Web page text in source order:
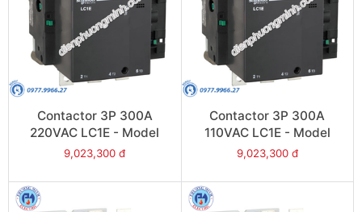
Contactor 3P 300A
220VAC LC1E - Model
LC1E300M6
9,023,300 đ
Contactor 3P 300A
110VAC LC1E - Model
LC1E300F6
9,023,300 đ